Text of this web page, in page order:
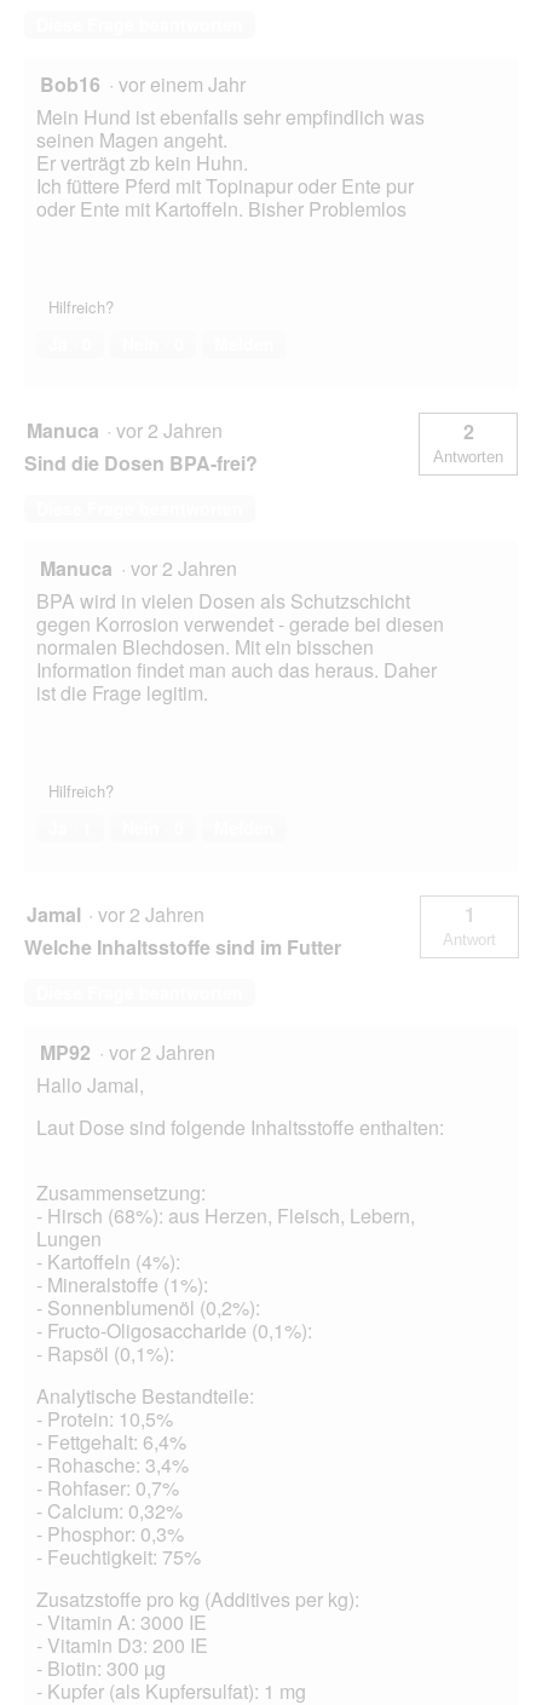
Bob16 · vor einem Jahr
Mein Hund ist ebenfalls sehr empfindlich was
seinen Magen angeht.
Er verträgt zb kein Huhn.
Ich füttere Pferd mit Topinapur oder Ente pur
oder Ente mit Kartoffeln. Bisher Problemlos
Hilfreich?
Manuca · vor 2 Jahren
Sind die Dosen BPA-frei?
2
Antworten
Manuca · vor 2 Jahren
BPA wird in vielen Dosen als Schutzschicht
gegen Korrosion verwendet - gerade bei diesen
normalen Blechdosen. Mit ein bisschen
Information findet man auch das heraus. Daher
ist die Frage legitim.
Hilfreich?
Jamal · vor 2 Jahren
Welche Inhaltsstoffe sind im Futter
1
Antwort
MP92 · vor 2 Jahren
Hallo Jamal,
Laut Dose sind folgende Inhaltsstoffe enthalten:
Zusammensetzung:
- Hirsch (68%): aus Herzen, Fleisch, Lebern,
Lungen
- Kartoffeln (4%):
- Mineralstoffe (1%):
- Sonnenblumenöl (0,2%):
- Fructo-Oligosaccharide (0,1%):
- Rapsöl (0,1%):
Analytische Bestandteile:
- Protein: 10,5%
- Fettgehalt: 6,4%
- Rohasche: 3,4%
- Rohfaser: 0,7%
- Calcium: 0,32%
- Phosphor: 0,3%
- Feuchtigkeit: 75%
Zusatzstoffe pro kg (Additives per kg):
- Vitamin A: 3000 IE
- Vitamin D3: 200 IE
- Biotin: 300 µg
- Kupfer (als Kupfersulfat): 1 mg